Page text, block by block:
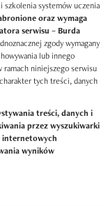
systemów uczenia
oraz wymaga
serwisu – Burda
zgody wymagany
lub innego
niniejszego serwisu
tych treści, danych
treści, danych i
przez wyszukiwarki
internetowych
wyników